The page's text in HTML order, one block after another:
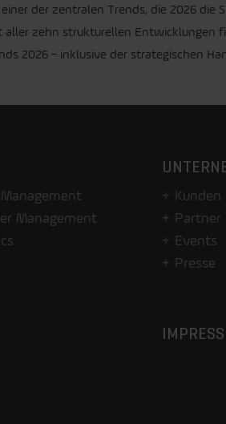
der zentralen Trends, die 2026 die
aller zehn strukturellen Entwicklungen
2026 – inklusive der strategischen
Management
Kunden
Partner
Events
Presse